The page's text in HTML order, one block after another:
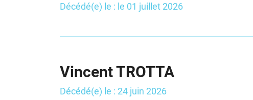
Décédé(e) le : le 01 juillet 2026
Vincent TROTTA
Décédé(e) le : 24 juin 2026